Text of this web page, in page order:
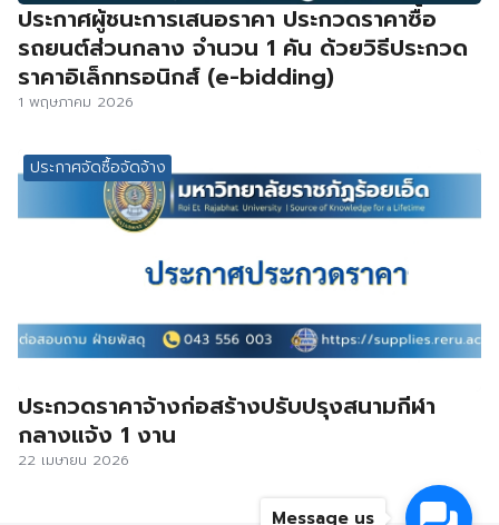
ประกาศผู้ชนะการเสนอราคา ประกวดราคาซื้อ
รถยนต์ส่วนกลาง จำนวน 1 คัน ด้วยวิธีประกวด
ราคาอิเล็กทรอนิกส์ (e-bidding)
1 พฤษภาคม 2026
ประกาศจัดซื้อจัดจ้าง
ประกวดราคาจ้างก่อสร้างปรับปรุงสนามกีฬา
กลางแจ้ง 1 งาน
22 เมษายน 2026
Message us